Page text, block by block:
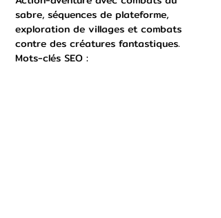
sabre, séquences de plateforme,
exploration de villages et combats
contre des créatures fantastiques.
Mots-clés SEO :